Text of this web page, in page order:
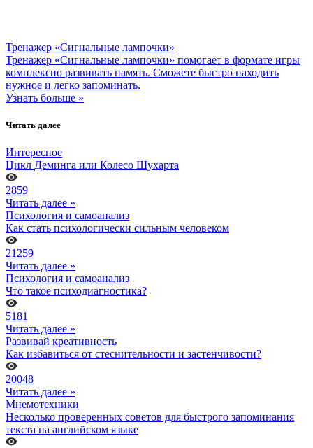
Тренажер «Сигнальные лампочки»
Тренажер «Сигнальные лампочки» помогает в формате игры
комплексно развивать память. Сможете быстро находить
нужное и легко запоминать.
Узнать больше »
Читать далее
Интересное
Цикл Деминга или Колесо Шухарта
2859
Читать далее »
Психология и самоанализ
Как стать психологически сильным человеком
21259
Читать далее »
Психология и самоанализ
Что такое психодиагностика?
5181
Читать далее »
Развивай креативность
Как избавиться от стеснительности и застенчивости?
20048
Читать далее »
Мнемотехники
Несколько проверенных советов для быстрого запоминания
текста на английском языке